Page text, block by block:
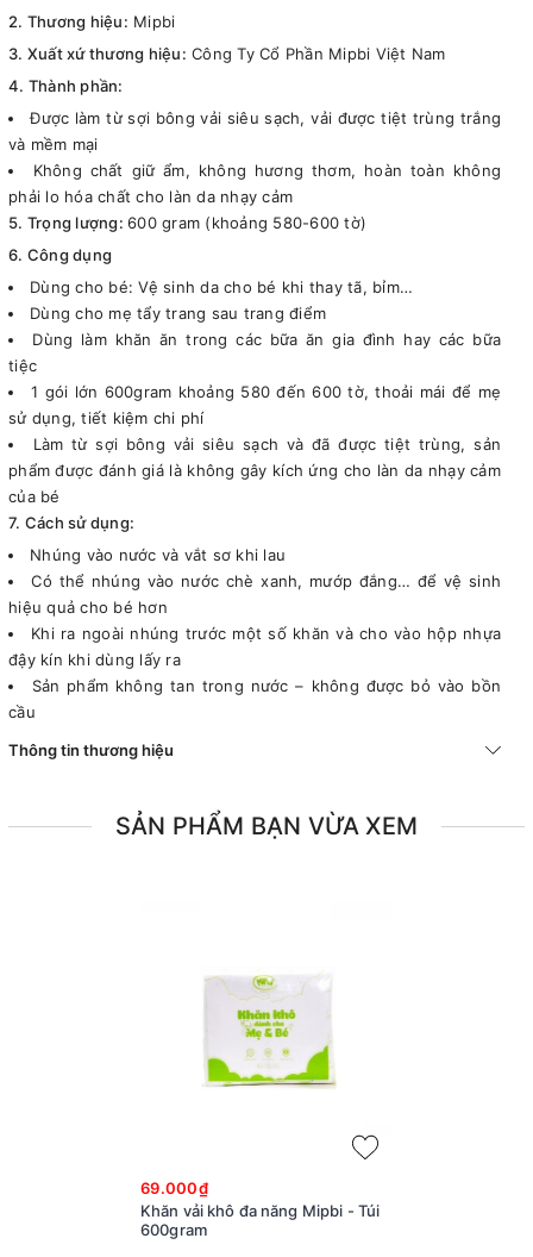
2. Thương hiệu: Mipbi
3. Xuất xứ thương hiệu: Công Ty Cổ Phần Mipbi Việt Nam
4. Thành phần:
Được làm từ sợi bông vải siêu sạch, vải được tiệt trùng trắng
và mềm mại
Không chất giữ ẩm, không hương thơm, hoàn toàn không
phải lo hóa chất cho làn da nhạy cảm
5. Trọng lượng: 600 gram (khoảng 580-600 tờ)
6. Công dụng
Dùng cho bé: Vệ sinh da cho bé khi thay tã, bỉm…
Dùng cho mẹ tẩy trang sau trang điểm
Dùng làm khăn ăn trong các bữa ăn gia đình hay các bữa
tiệc
1 gói lớn 600gram khoảng 580 đến 600 tờ, thoải mái để mẹ
sử dụng, tiết kiệm chi phí
Làm từ sợi bông vải siêu sạch và đã được tiệt trùng, sản
phẩm được đánh giá là không gây kích ứng cho làn da nhạy cảm
của bé
7. Cách sử dụng:
Nhúng vào nước và vắt sơ khi lau
Có thể nhúng vào nước chè xanh, mướp đắng… để vệ sinh
hiệu quả cho bé hơn
Khi ra ngoài nhúng trước một số khăn và cho vào hộp nhựa
đậy kín khi dùng lấy ra
Sản phẩm không tan trong nước – không được bỏ vào bồn
cầu
Thông tin thương hiệu
SẢN PHẨM BẠN VỪA XEM
69.000₫
Khăn vải khô đa năng Mipbi - Túi
600gram